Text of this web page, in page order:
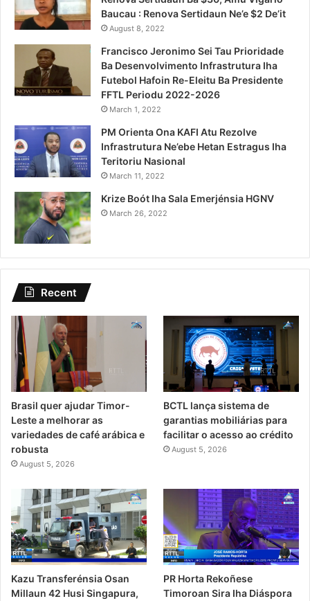
Baucau : Renova Sertidaun Ne’e $2 De’it
August 8, 2022
Francisco Jeronimo Sei Tau Prioridade
Ba Desenvolvimento Infrastrutura Iha
Futebol Hafoin Re-Eleitu Ba Presidente
FFTL Periodu 2022-2026
March 1, 2022
PM Orienta Ona KAFI Atu Rezolve
Infrastrutura Ne’ebe Hetan Estragus Iha
Teritoriu Nasional
March 11, 2022
Krize Boót Iha Sala Emerjénsia HGNV
March 26, 2022
Recent
Brasil quer ajudar Timor-
Leste a melhorar as
variedades de café arábica e
robusta
August 5, 2026
BCTL lança sistema de
garantias mobiliárias para
facilitar o acesso ao crédito
August 5, 2026
Kazu Transferénsia Osan
Millaun 42 Husi Singapura,
PR Horta Rekoñese
Timoroan Sira Iha Diáspora